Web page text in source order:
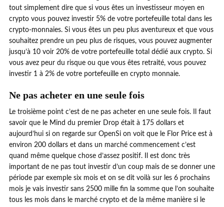
tout simplement dire que si vous êtes un investisseur moyen en
crypto vous pouvez investir 5% de votre portefeuille total dans les
crypto-monnaies. Si vous êtes un peu plus aventureux et que vous
souhaitez prendre un peu plus de risques, vous pouvez augmenter
jusqu’à 10 voir 20% de votre portefeuille total dédié aux crypto. Si
vous avez peur du risque ou que vous êtes retraité, vous pouvez
investir 1 à 2% de votre portefeuille en crypto monnaie.
Ne pas acheter en une seule fois
Le troisième point c’est de ne pas acheter en une seule fois. Il faut
savoir que le Mind du premier Drop était à 175 dollars et
aujourd’hui si on regarde sur OpenSi on voit que le Flor Price est à
environ 200 dollars et dans un marché commencement c’est
quand même quelque chose d’assez positif. Il est donc très
important de ne pas tout investir d’un coup mais de se donner une
période par exemple six mois et on se dit voilà sur les 6 prochains
mois je vais investir sans 2500 mille fin la somme que l’on souhaite
tous les mois dans le marché crypto et de la même manière si le